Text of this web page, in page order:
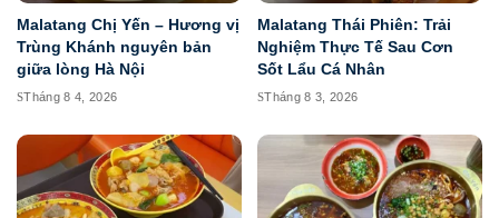
Malatang Chị Yến – Hương vị
Trùng Khánh nguyên bản
giữa lòng Hà Nội
Tháng 8 4, 2026
Malatang Thái Phiên: Trải
Nghiệm Thực Tế Sau Cơn
Sốt Lẩu Cá Nhân
Tháng 8 3, 2026